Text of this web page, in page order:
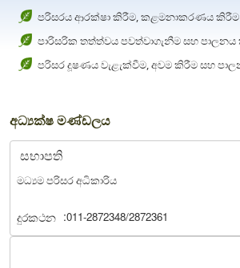
පරිසරය ආරක්ෂා කිරීම, කළමනාකරණය
පාරිසරික තත්ත්වය පවත්වාගැනීම සහ
පරිසර දූෂණය වැළැක්වීම, අවම කිරීම සහ
අධ්‍යක්ෂ මණ්ඩලය
සභාපති
මධ්‍යම පරිසර අධිකාරිය
දුරකථන :011-2872348/2872361